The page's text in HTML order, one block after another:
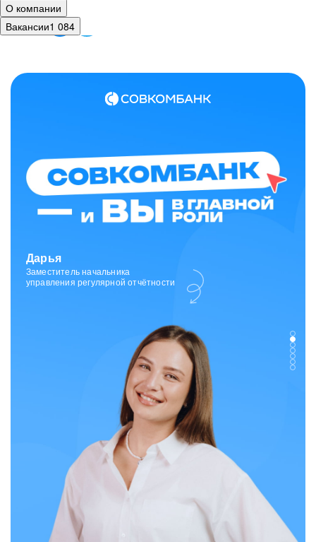
О компании
Вакансии1 084
Зарина
Ведущий специалист
отдела исходящих коммуникаций